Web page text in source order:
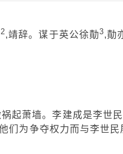
2,靖辞。谋于英公徐勣3,勣
萧墙。李建成是李世民
们为争夺权力而与李世民